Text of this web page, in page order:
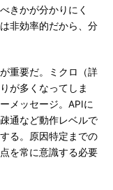
きかが分かりにく
非効率的だから、分
重要だ。ミクロ（詳
が多くなってしま
メッセージ。APIに
通など動作レベルで
る。原因特定までの
を常に意識する必要